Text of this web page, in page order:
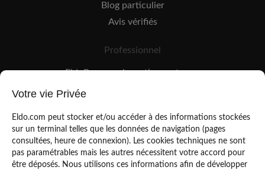
Blog particulier
Avis vérifiés
Professionnel
EldoPro pour les artisans et pros
EldoNetwork pour les réseaux, marques et industriels
Votre vie Privée
Eldo.com peut stocker et/ou accéder à des informations stockées
sur un terminal telles que les données de navigation (pages
consultées, heure de connexion). Les cookies techniques ne sont
pas paramétrables mais les autres nécessitent votre accord pour
être déposés. Nous utilisons ces informations afin de développer